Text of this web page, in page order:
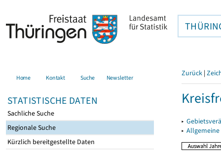
Home Kontakt Suche Newsletter
STATISTISCHE DATEN
Sachliche Suche
Regionale Suche
Kürzlich bereitgestellte Daten
Zurück |
▸
▸